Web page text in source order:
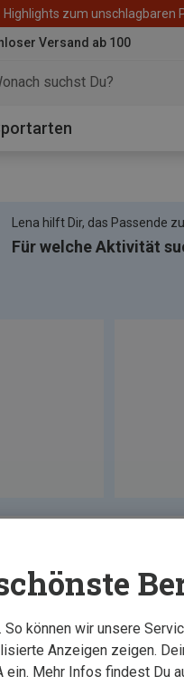
Highlights zum unschlagbaren
Versand ab 100
Lena hilft Dir, das Passende
Für welche Aktivität
können wir unsere
Anzeigen zeigen.
ein. Mehr Infos findest Du